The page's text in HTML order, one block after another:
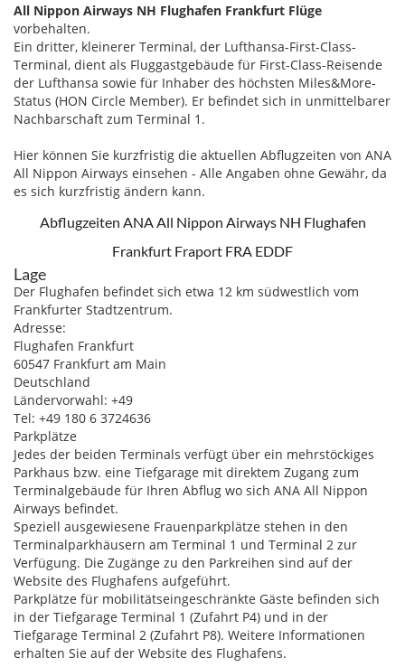
All Nippon Airways NH Flughafen Frankfurt Flüge
vorbehalten.
Ein dritter, kleinerer Terminal, der Lufthansa-First-Class-
Terminal, dient als Fluggastgebäude für First-Class-Reisende
der Lufthansa sowie für Inhaber des höchsten Miles&More-
Status (HON Circle Member). Er befindet sich in unmittelbarer
Nachbarschaft zum Terminal 1.
Hier können Sie kurzfristig die aktuellen Abflugzeiten von ANA
All Nippon Airways einsehen - Alle Angaben ohne Gewähr, da
es sich kurzfristig ändern kann.
Abflugzeiten ANA All Nippon Airways NH Flughafen
Frankfurt Fraport FRA EDDF
Lage
Der Flughafen befindet sich etwa 12 km südwestlich vom
Frankfurter Stadtzentrum.
Adresse:
Flughafen Frankfurt
60547 Frankfurt am Main
Deutschland
Ländervorwahl: +49
Tel: +49 180 6 3724636
Parkplätze
Jedes der beiden Terminals verfügt über ein mehrstöckiges
Parkhaus bzw. eine Tiefgarage mit direktem Zugang zum
Terminalgebäude für Ihren Abflug wo sich ANA All Nippon
Airways befindet.
Speziell ausgewiesene Frauenparkplätze stehen in den
Terminalparkhäusern am Terminal 1 und Terminal 2 zur
Verfügung. Die Zugänge zu den Parkreihen sind auf der
Website des Flughafens aufgeführt.
Parkplätze für mobilitätseingeschränkte Gäste befinden sich
in der Tiefgarage Terminal 1 (Zufahrt P4) und in der
Tiefgarage Terminal 2 (Zufahrt P8). Weitere Informationen
erhalten Sie auf der Website des Flughafens.